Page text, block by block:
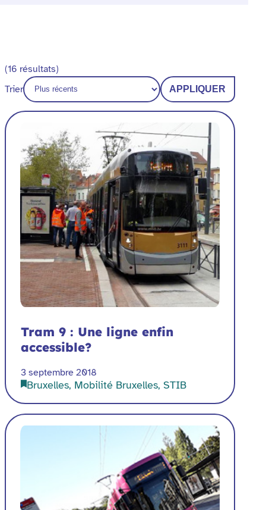
(16 résultats)
Trier
APPLIQUER
Tram 9 : Une ligne enfin
accessible?
3 septembre 2018
Bruxelles, Mobilité Bruxelles, STIB